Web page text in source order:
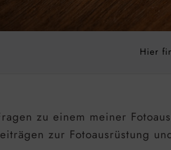
Hier
zu einem meiner
zur Fotoausrüstung